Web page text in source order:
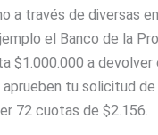
a través de diversas
el Banco de la
$1.000.000 a devolver
aprueben tu solicitud
72 cuotas de $2.156.